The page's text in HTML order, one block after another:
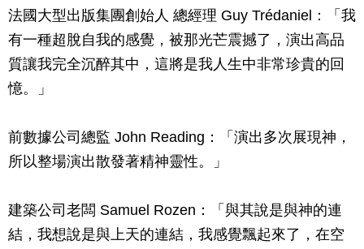
法國大型出版集團創始人 總經理 Guy Trédaniel：「我
有一種超脫自我的感覺，被那光芒震撼了，演出高品
質讓我完全沉醉其中，這將是我人生中非常珍貴的回
憶。」
前數據公司總監 John Reading：「演出多次展現神，
所以整場演出散發著精神靈性。」
建築公司老闆 Samuel Rozen：「與其說是與神的連
結，我想說是與上天的連結，我感覺飄起來了，在空